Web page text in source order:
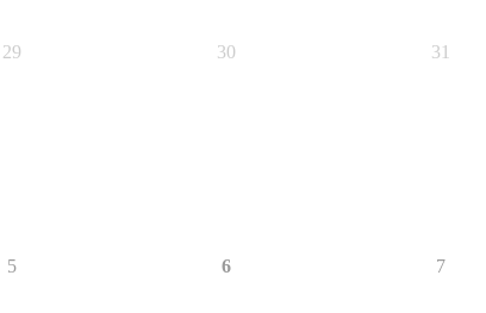
29 30 31
5 6 7